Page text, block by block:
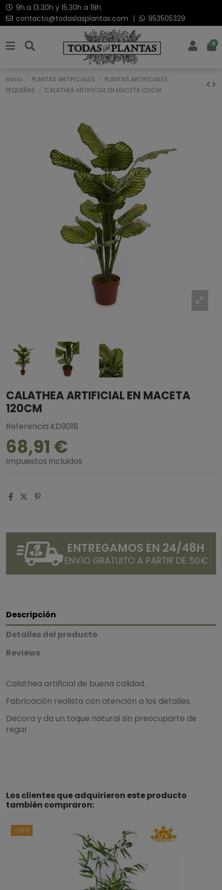
9h a 13.30h y 15.30h a 19h
contacto@todaslasplantas.com | 953505329
0
Inicio PLANTAS ARTIFICIALES
PLANTAS ARTIFICIALES
PEQUEÑAS
CALATHEA ARTIFICIAL EN MACETA 120CM
CALATHEA ARTIFICIAL EN MACETA
120CM
Referencia KD9018
68,91 €
Impuestos incluidos
ENTREGAMOS EN 24/48H
ENVÍO GRATUITO A PARTIR DE 50€
Descripción
Detalles del producto
Reviews
Calathea artificial de buena calidad.
Fabricación realista con atención a los detalles.
Decora y da un toque natural sin preocuparte de
regar
Los clientes que adquirieron este producto
también compraron:
-20%